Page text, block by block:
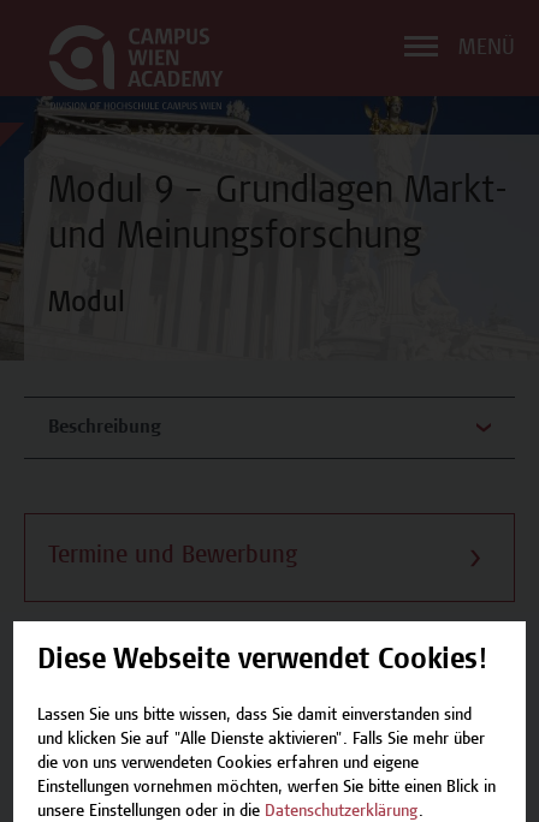
MENÜ
Modul 9 – Grundlagen Markt-
und Meinungsforschung
Modul
Beschreibung
Termine und Bewerbung
Beschreibung
Termine und Bewerbung
Diese Webseite verwendet Cookies!
Lassen Sie uns bitte wissen, dass Sie damit einverstanden sind
und klicken Sie auf "Alle Dienste aktivieren". Falls Sie mehr über
die von uns verwendeten Cookies erfahren und eigene
Einstellungen vornehmen möchten, werfen Sie bitte einen Blick in
unsere Einstellungen oder in die Datenschutzerklärung.